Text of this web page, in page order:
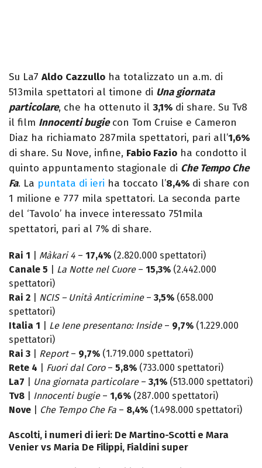
Su La7 Aldo Cazzullo ha totalizzato un a.m. di
513mila spettatori al timone di Una giornata
particolare, che ha ottenuto il 3,1% di share. Su Tv8
il film Innocenti bugiecon Tom Cruise e Cameron
Diaz ha richiamato 287mila spettatori, pari all’1,6%
di share. Su Nove, infine, Fabio Fazio ha condotto il
quinto appuntamento stagionale di Che Tempo Che
Fa. La puntata di ieri ha toccato l’8,4% di share con
1 milione e 777 mila spettatori. La seconda parte
del ‘Tavolo’ ha invece interessato 751mila
spettatori, pari al 7% di share.
Rai 1 Màkari 4 – 17,4% (2.820.000 spettatori)
Canale 5
La Notte nel Cuore– 15,3% (2.442.000
spettatori)
Rai 2
NCIS – Unità Anticrimine – 3,5% (658.000
spettatori)
Italia 1
Le Iene presentano: Inside– 9,7% (1.229.000
spettatori)
Rai 3
Report– 9,7% (1.719.000 spettatori)
Rete 4
Fuori dal Coro– 5,8% (733.000 spettatori)
La7
Una giornata particolare– 3,1% (513.000 spettatori)
Tv8
Innocenti bugie– 1,6% (287.000 spettatori)
Nove
Che Tempo Che Fa – 8,4% (1.498.000 spettatori)
Ascolti, i numeri di ieri: De Martino-Scotti e Mara
Venier vs Maria De Filippi, Fialdini super